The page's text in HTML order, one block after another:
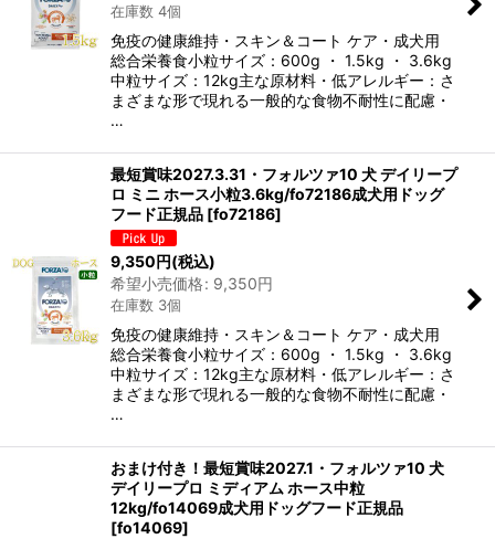
在庫数 4個
免疫の健康維持・スキン＆コート ケア・成犬用
総合栄養食小粒サイズ：600g ・ 1.5kg ・ 3.6kg
中粒サイズ：12kg主な原材料・低アレルギー：さ
まざまな形で現れる一般的な食物不耐性に配慮・
…
最短賞味2027.3.31・フォルツァ10 犬 デイリープ
ロ ミニ ホース小粒3.6kg/fo72186成犬用ドッグ
フード正規品 [fo72186]
9,350 円(税込)
希望小売価格: 9,350円
在庫数 3個
免疫の健康維持・スキン＆コート ケア・成犬用
総合栄養食小粒サイズ：600g ・ 1.5kg ・ 3.6kg
中粒サイズ：12kg主な原材料・低アレルギー：さ
まざまな形で現れる一般的な食物不耐性に配慮・
…
おまけ付き！最短賞味2027.1・フォルツァ10 犬
デイリープロ ミディアム ホース中粒
12kg/fo14069成犬用ドッグフード正規品
[fo14069]